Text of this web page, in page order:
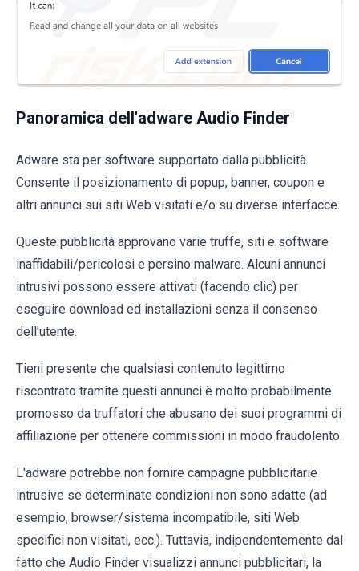
Panoramica dell'adware Audio Finder
Adware sta per software supportato dalla pubblicità.
Consente il posizionamento di popup, banner, coupon e
altri annunci sui siti Web visitati e/o su diverse interfacce.
Queste pubblicità approvano varie truffe, siti e software
inaffidabili/pericolosi e persino malware. Alcuni annunci
intrusivi possono essere attivati ​​(facendo clic) per
eseguire download ed installazioni senza il consenso
dell'utente.
Tieni presente che qualsiasi contenuto legittimo
riscontrato tramite questi annunci è molto probabilmente
promosso da truffatori che abusano dei suoi programmi di
affiliazione per ottenere commissioni in modo fraudolento.
L'adware potrebbe non fornire campagne pubblicitarie
intrusive se determinate condizioni non sono adatte (ad
esempio, browser/sistema incompatibile, siti Web
specifici non visitati, ecc.). Tuttavia, indipendentemente dal
fatto che Audio Finder visualizzi annunci pubblicitari, la